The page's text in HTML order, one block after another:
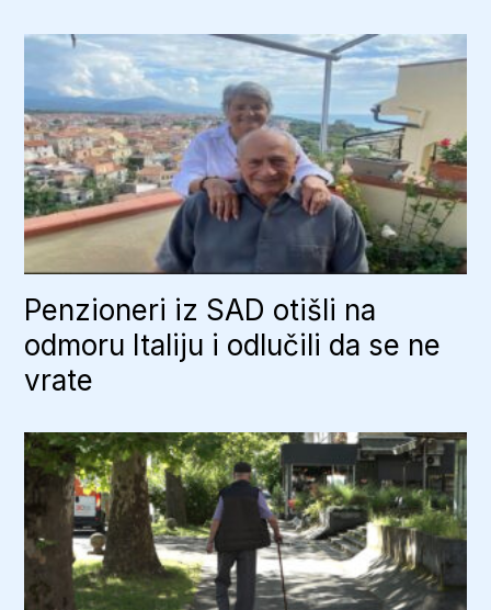
Penzioneri iz SAD otišli na
odmoru Italiju i odlučili da se ne
vrate